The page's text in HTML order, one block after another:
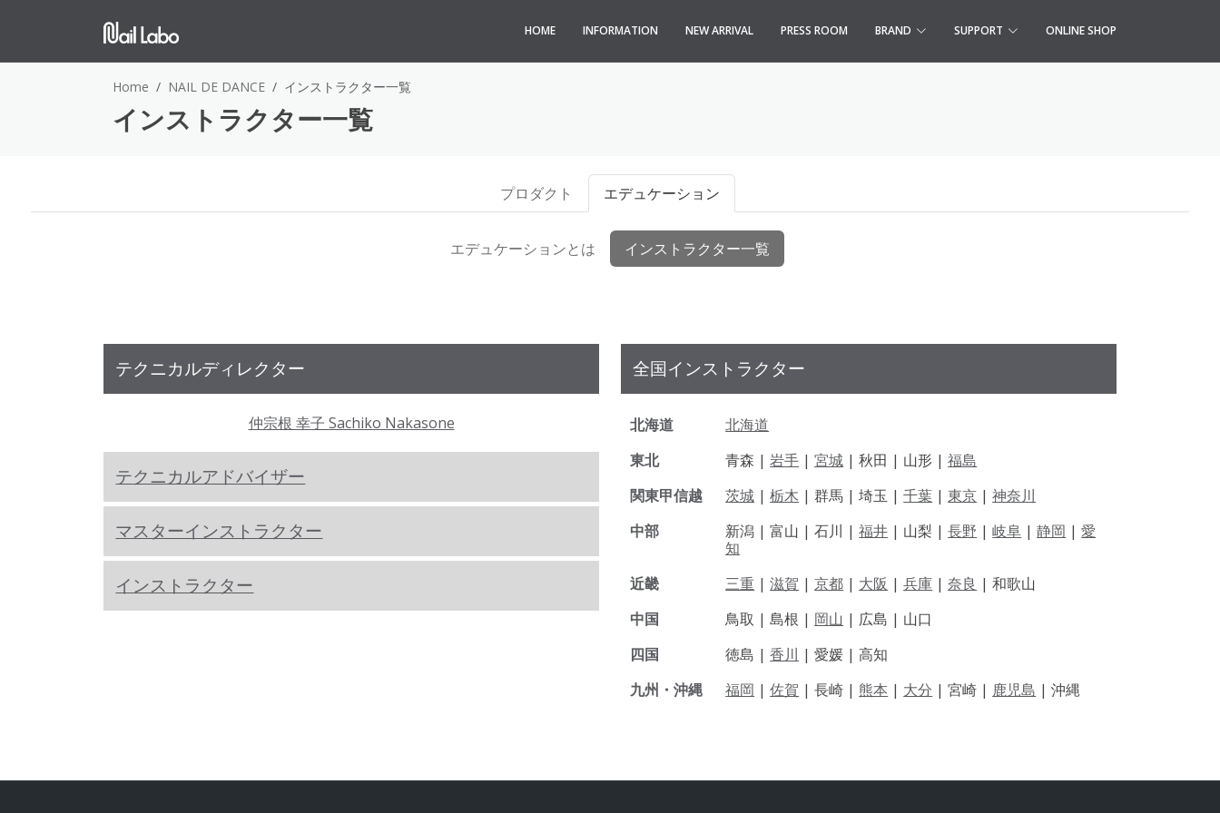
HOME INFORMATION NEW ARRIVAL PRESS ROOM BRAND SUPPORT ONLINE SHOP
Home NAIL DE DANCE インストラクター一覧
インストラクター一覧
プロダクト エデュケーション
エデュケーションとは インストラクター一覧
テクニカルディレクター
仲宗根 幸子 Sachiko Nakasone
テクニカルアドバイザー
マスターインストラクター
インストラクター
全国インストラクター
北海道
北海道
東北
青森 |岩手 |宮城 | 秋田 | 山形 |福島
関東甲信越
茨城 |栃木 | 群馬 | 埼玉 |千葉 |東京 |神奈川
中部
新潟 |富山 |石川 |福井 | 山梨 |長野 |岐阜 |静岡 |愛
知
近畿
三重 |滋賀 |京都 | 大阪 |兵庫 |奈良 |和歌山
中国
鳥取 |島根 | 岡山 | 広島 | 山口
四国
徳島 |香川 |愛媛 |高知
九州・沖縄
福岡 |佐賀 |長崎 | 熊本 | 大分 |宮崎 | 鹿児島 |沖縄